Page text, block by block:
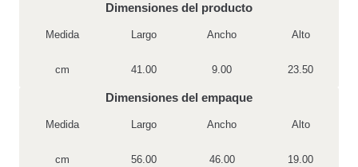
Dimensiones del producto
Medida Largo Ancho Alto
cm 41.00 9.00 23.50
Dimensiones del empaque
Medida Largo Ancho Alto
cm 56.00 46.00 19.00